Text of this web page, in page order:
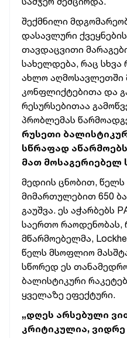
შექმნილი
დასავლური
თავდაცვითი
სახელდება, რაც სხვა
ახლო აღმოსავლეთში
კონფლიქტებითა და
რესურსებითაა
პრობლემას
რუსეთი
სწრაფად
მათ მოსაგერიებელ
მედიის ცნობით, წელს
მიმართულებით 650
გაუშვა. ეს აჭარბებს
საერთო რაოდენობას,
მწარმოებელმა,
წელს მსოფლიო
სწორედ ეს
ბალისტიკური
ყველაზე ეფექტური.
„დღეს არსებული
კრიტიკულია,